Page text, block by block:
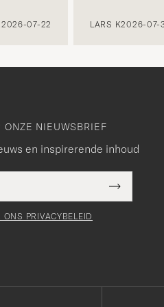
07-22 LARS K2026-07-30
ONZE NIEUWSBRIEF
en inspirerende inhoud
Submit
Newsletter
ONS PRIVACYBELEID